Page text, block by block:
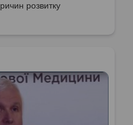
розвитку